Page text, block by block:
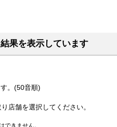
果を表示しています
。(50音順)
店舗を選択してください。
できません。